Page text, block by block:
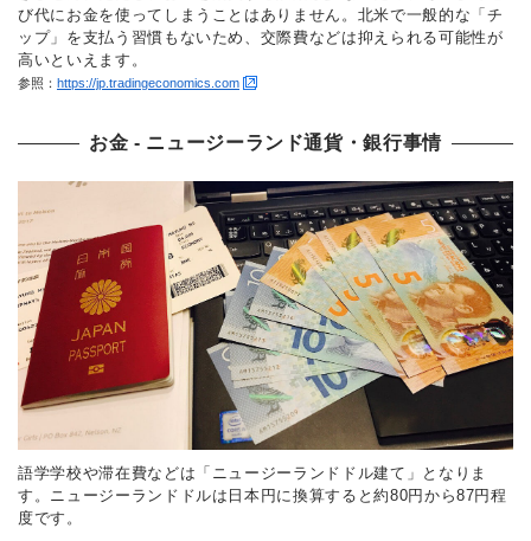
び代にお金を使ってしまうことはありません。北米で一般的な「チ
ップ」を支払う習慣もないため、交際費などは抑えられる可能性が
高いといえます。
参照： https://jp.tradingeconomics.com
お金 ‐ ニュージーランド通貨・銀行事情
語学学校や滞在費などは「ニュージーランドドル建て」となりま
す。ニュージーランドドルは日本円に換算すると約80円から87円程
度です。